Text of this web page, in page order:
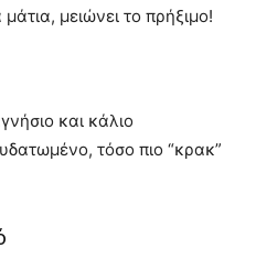
μειώνει το πρήξιμο!
και κάλιο
τόσο πιο “κρακ”